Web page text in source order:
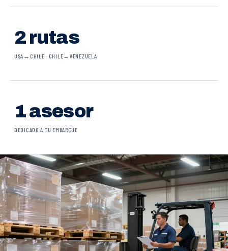
2 rutas
USA→CHILE · CHILE→VENEZUELA
1 asesor
DEDICADO A TU EMBARQUE